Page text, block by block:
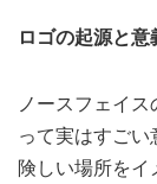
ロゴの起源と意
ノースフェイ
って実はすご
険しい場所を